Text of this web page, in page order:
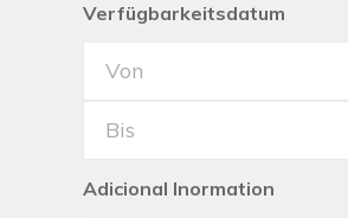
Verfügbarkeitsdatum
Adicional Inormation